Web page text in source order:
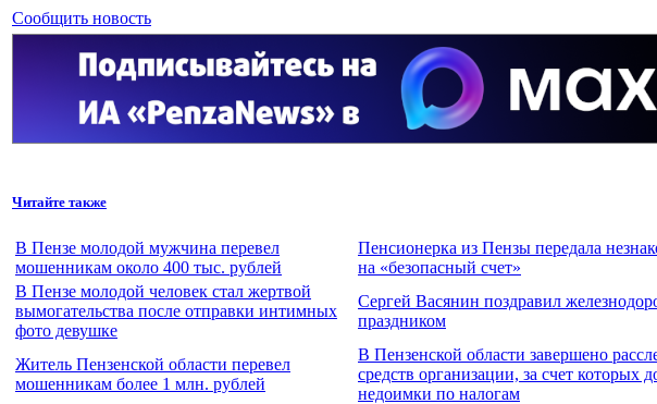
Сообщить новость
Читайте также
В Пензе молодой мужчина перевел
мошенникам около 400 тыс. рублей
Пенсионерка из Пензы передала
на «безопасный счет»
В Пензе молодой человек стал жертвой
вымогательства после отправки интимных
фото девушке
Сергей Васянин поздравил
праздником
Житель Пензенской области перевел
мошенникам более 1 млн. рублей
В Пензенской области завершено
средств организации, за счет которых
недоимки по налогам